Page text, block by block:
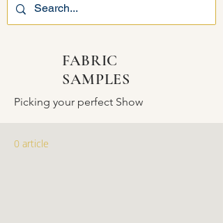
FABRIC
SAMPLES
Picking your perfect Show
0 article